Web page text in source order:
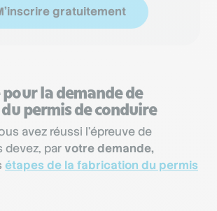
gratuitement
la demande de
permis de conduire
avez réussi l’épreuve de
parvotre demande,
étapes de la fabrication du permis